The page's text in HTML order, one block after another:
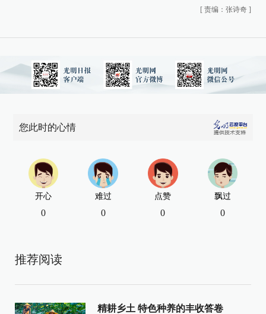
[ 责编：张诗奇 ]
您此时的心情
开心
0
难过
0
点赞
0
飘过
0
推荐阅读
精耕乡土 特色种养的丰收答卷